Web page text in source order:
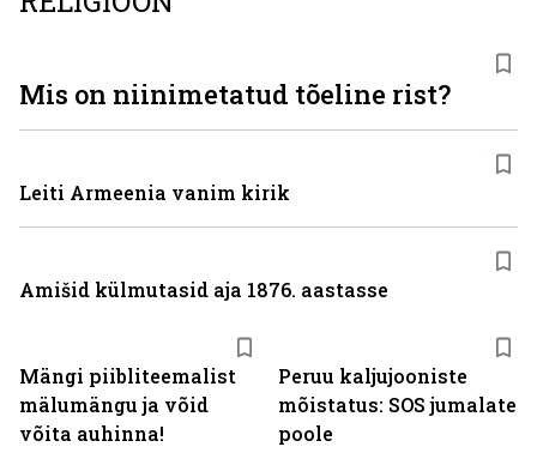
Mängi piibliteemalist
mälumängu ja võid
võita auhinna!
Peruu kaljujooniste
mõistatus: SOS jumalate
poole
Mis on niinimetatud tõeline rist?
Leiti Armeenia vanim kirik
Amišid külmutasid aja 1876. aastasse